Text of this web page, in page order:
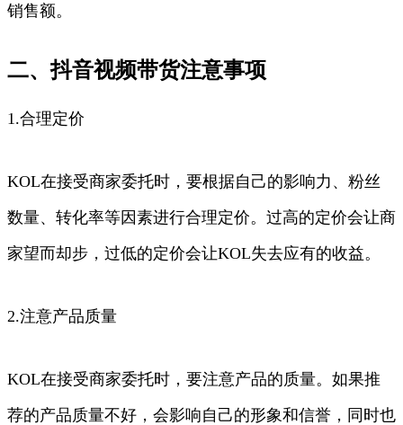
销售额。
二、抖音视频带货注意事项
1.合理定价
KOL在接受商家委托时，要根据自己的影响力、粉丝
数量、转化率等因素进行合理定价。过高的定价会让商
家望而却步，过低的定价会让KOL失去应有的收益。
2.注意产品质量
KOL在接受商家委托时，要注意产品的质量。如果推
荐的产品质量不好，会影响自己的形象和信誉，同时也